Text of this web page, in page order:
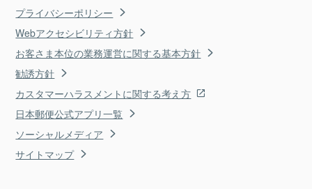
プライバシーポリシー
Webアクセシビリティ方針
お客さま本位の業務運営に関する基本方針
勧誘方針
カスタマーハラスメントに関する考え方
日本郵便公式アプリ一覧
ソーシャルメディア
サイトマップ